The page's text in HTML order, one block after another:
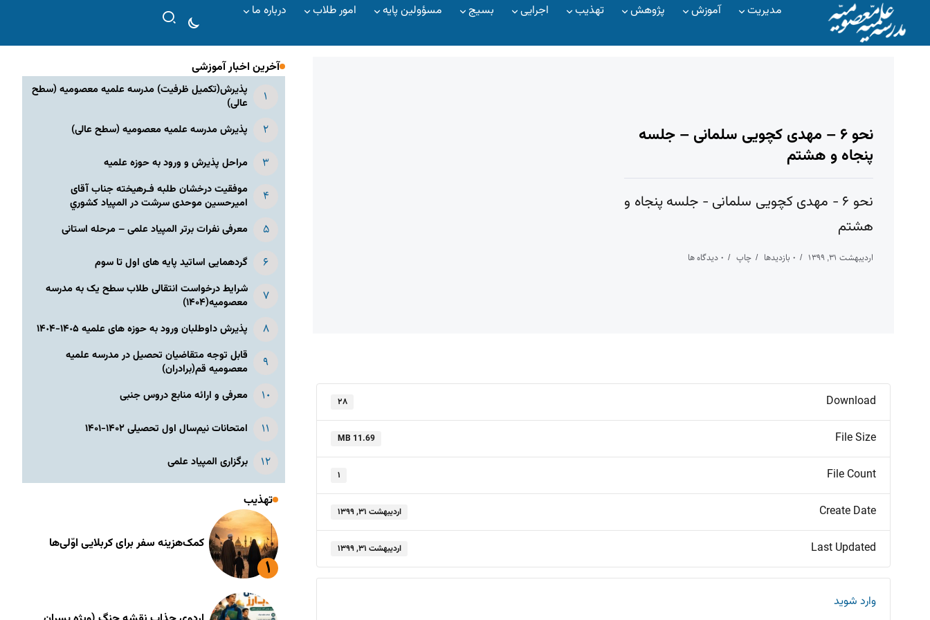
مدیریت آموزش پژوهش تهذیب اجرایی بسیج مسؤولین پایه امور طلاب درباره ما
نحو ۶ – مهدی کچویی سلمانی – جلسه
پنجاه و هشتم
نحو ۶ - مهدی کچویی سلمانی - جلسه پنجاه و
هشتم
اردیبهشت ۳۱, ۱۳۹۹ ۰ بازدیدها چاپ ۰ دیدگاه ها
Download ۲۸
File Size
11.69 MB
File Count ۱
Create Date اردیبهشت ۳۱, ۱۳۹۹
Last Updated اردیبهشت ۳۱, ۱۳۹۹
وارد شوید
آخرین اخبار آموزشی
پذیرش(تکمیل ظرفیت) مدرسه علمیه معصومیه‌ (سطح
عالی)
پذیرش مدرسه علمیه معصومیه‌ (سطح عالی)
مراحل پذیرش و ورود به حوزه علمیه
موفقیت درخشان طلبه فـرهیخته جناب آقای
امیرحسین موحدی سرشت در المپياد كشوري
معرفی نفرات برتر المپیاد علمی – مرحله استانی
گردهمایی اساتید پایه های اول تا سوم
شرایط درخواست انتقالی طلاب سطح یک به مدرسه
معصومیه(۱۴۰۴)
پذیرش داوطلبان ورود به حوزه های علمیه ١۴٠۵-١۴٠۴
قابل توجه متقاضیان تحصیل در مدرسه علمیه
معصومیه قم(برادران)
معرفی و ارائه منابع دروس جنبی
امتحانات نیم‌سال اول تحصیلی ۱۴۰۲-۱۴۰۱
برگزاری المپیاد علمی
تهذیب
کمک‌هزینه سفر برای کربلایی اوّلی‌ها